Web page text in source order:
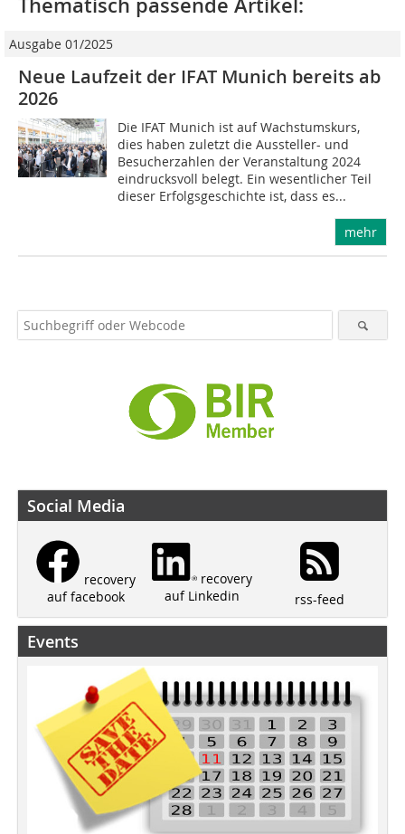
Thematisch passende Artikel:
Ausgabe 01/2025
Neue Laufzeit der IFAT Munich bereits ab
2026
Die IFAT Munich ist auf Wachstumskurs,
dies haben zuletzt die Aussteller- und
Besucherzahlen der Veranstaltung 2024
eindrucksvoll belegt. Ein wesentlicher Teil
dieser Erfolgsgeschichte ist, dass es...
mehr
Social Media
recovery
auf facebook
recovery
auf Linkedin
rss-feed
Events